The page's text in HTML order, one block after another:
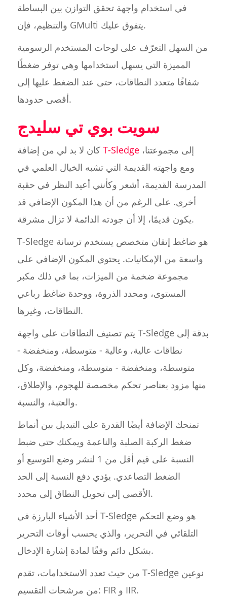
في استخدام واجهة تحقق التوازن بين البساطة
والتنظيم، فإن GMulti يتفوق عليك.
من السهل التعرّف على لوحات المستخدم الرسومية
المميزة التي يسهل استخدامها وهي توفر ضغطًا
شفافًا متعدد النطاقات، حتى عند الضغط عليها إلى
أقصى حدودها.
سويت بوي تي سليدج
كان لا بد لي من إضافة T-Sledgeإلى مجموعتنا،
ومع واجهته القديمة التي تشبه الخيال العلمي في
المدرسة القديمة، أشعر وكأنني أعيد النظر في حقبة
أخرى. على الرغم من أن هذا المكون الإضافي قد
يكون قديمًا، إلا أن جودته الدائمة لا تزال مشرقة.
T-Sledge هو ضاغط إتقان متخصص يستخدم ترسانة
واسعة من الإمكانيات. يحتوي المكون الإضافي على
مجموعة ضخمة من الميزات، بما في ذلك مكبر
المستوى، ومحدد الذروة، ووحدة ضاغط رباعي
النطاقات، وغيرها.
يتم تصنيف النطاقات على واجهة T-Sledge بدقة إلى
نطاقات عالية، وعالية - متوسطة، ومنخفضة -
متوسطة، ومنخفضة - متوسطة، ومنخفضة، وكل
منها مزود بعناصر تحكم مخصصة للهجوم، والإطلاق،
والعتبة، والنسبة.
تمنحك الإضافة أيضًا القدرة على التبديل بين أنماط
ضغط الركبة الصلبة والناعمة ويمكنك حتى ضبط
النسبة على قيم أقل من 1 لنشر وضع التوسيع أو
الضغط التصاعدي. يؤدي دفع النسبة إلى الحد
الأقصى إلى تحويل النطاق إلى محدد.
أحد الأشياء البارزة في T-Sledge هو وضع التحكم
التلقائي في التحرير، والذي يحسب أوقات التحرير
بشكل دائم وفقًا لمادة إشارة الإدخال.
من حيث تعدد الاستخدامات، تقدم T-Sledge نوعين
من مرشحات التقسيم: FIR و IIR.